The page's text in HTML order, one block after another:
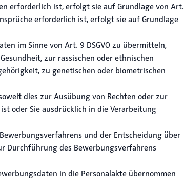
erforderlich ist, erfolgt sie auf Grundlage von Art.
erforderlich ist, erfolgt sie auf Grundlage
im Sinne von Art. 9 DSGVO zu übermitteln,
zur rassischen oder ethnischen
zu genetischen oder biometrischen
dies zur Ausübung von Rechten oder zur
oder Sie ausdrücklich in die Verarbeitung
und der Entscheidung über
Durchführung des Bewerbungsverfahrens
in die Personalakte übernommen